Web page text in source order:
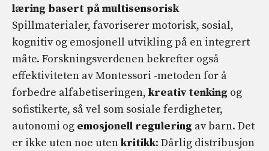
læring basert på multisensorisk
Spillmaterialer, favoriserer motorisk, sosial,
kognitiv og emosjonell utvikling på en integrert
måte. Forskningsverdenen bekrefter også
effektiviteten av Montessori -metoden for å
forbedre alfabetiseringen, kreativ tenking og
sofistikerte, så vel som sosiale ferdigheter,
autonomi og emosjonell regulering av barn. Det
er ikke uten noe utenkritikk: Dårlig distribusjon